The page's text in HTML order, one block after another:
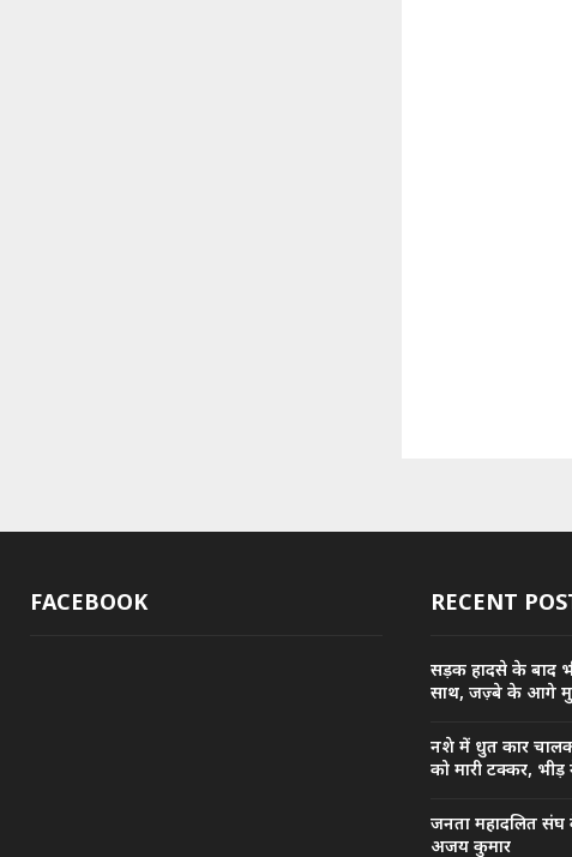
FACEBOOK RECENT
सड़क हादसे के बाद भी
साथ, जज़्बे के आगे
नशे में धुत कार चालक
को मारी टक्कर,
जनता महादलित संघ
अजय कुमार